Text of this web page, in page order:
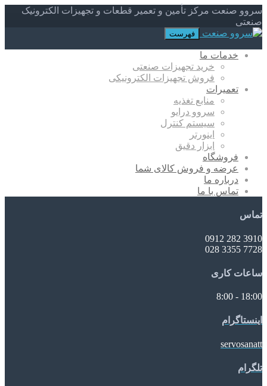
سروو صنعت مرکز تأمین و تعمیر قطعات و تجهیزات الکترونیک
صنعتی
فهرست
خدمات ما
خرید تجهیزات صنعتی
فروش تجهیزات الکترونیکی
تعمیرات
منابع تغذیه
سروو درایو
سیستم کنترل
اینورتر
ابزار دقیق
فروشگاه
عرضه و فروش کالای شما
درباره ما
تماس با ما
تماس
3910 282 0912
7728 3355 028
ساعات کاری
18:00 - 8:00
اینستاگرام
servosanatt
تلگرام